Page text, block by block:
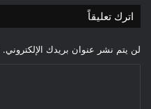
اترك تعليقاً
لن يتم نشر عنوان بريدك الإلكتروني.